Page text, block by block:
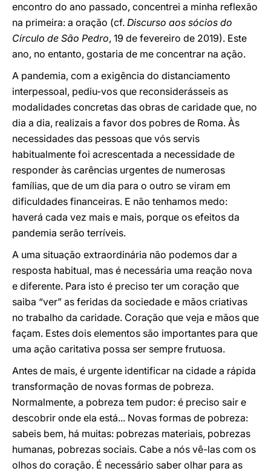
encontro do ano passado, concentrei a minha reflexão
na primeira: a oração (cf. Discurso aos sócios do
Círculo de São Pedro, 19 de fevereiro de 2019). Este
ano, no entanto, gostaria de me concentrar na ação.
A pandemia, com a exigência do distanciamento
interpessoal, pediu-vos que reconsiderásseis as
modalidades concretas das obras de caridade que, no
dia a dia, realizais a favor dos pobres de Roma. Às
necessidades das pessoas que vós servis
habitualmente foi acrescentada a necessidade de
responder às carências urgentes de numerosas
famílias, que de um dia para o outro se viram em
dificuldades financeiras. E não tenhamos medo:
haverá cada vez mais e mais, porque os efeitos da
pandemia serão terríveis.
A uma situação extraordinária não podemos dar a
resposta habitual, mas é necessária uma reação nova
e diferente. Para isto é preciso ter um coração que
saiba “ver” as feridas da sociedade e mãos criativas
no trabalho da caridade. Coração que veja e mãos que
façam. Estes dois elementos são importantes para que
uma ação caritativa possa ser sempre frutuosa.
Antes de mais, é urgente identificar na cidade a rápida
transformação de novas formas de pobreza.
Normalmente, a pobreza tem pudor: é preciso sair e
descobrir onde ela está... Novas formas de pobreza:
sabeis bem, há muitas: pobrezas materiais, pobrezas
humanas, pobrezas sociais. Cabe a nós vê-las com os
olhos do coração. É necessário saber olhar para as